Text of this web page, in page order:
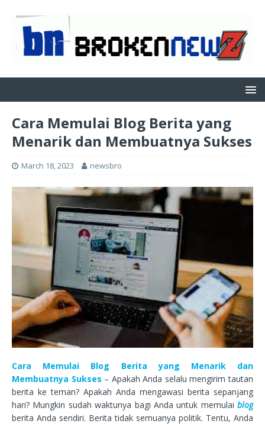
Cara Memulai Blog Berita yang
Menarik dan Membuatnya Sukses
March 18, 2023 newsbro
Cara Memulai Blog Berita yang Menarik dan
Membuatnya Sukses – Apakah Anda selalu mengirim tautan
berita ke teman? Apakah Anda mengawasi berita sepanjang
hari? Mungkin sudah waktunya bagi Anda untuk memulai blog
berita Anda sendiri. Berita tidak semuanya politik. Tentu, Anda